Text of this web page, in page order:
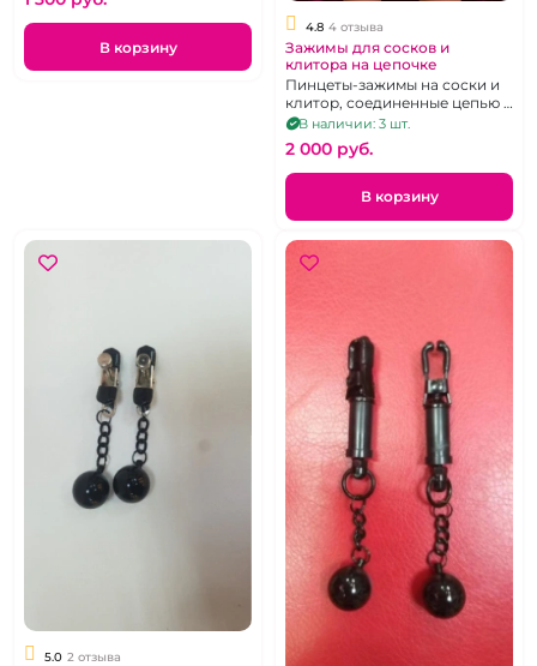
В корзину
4.8 4 отзыва
Зажимы для сосков и
клитора на цепочке
Пинцеты-зажимы на соски и
клитор, соединенные цепью и
кольцом.
В наличии: 3 шт.
2 000 pуб.
В корзину
5.0 2 отзыва